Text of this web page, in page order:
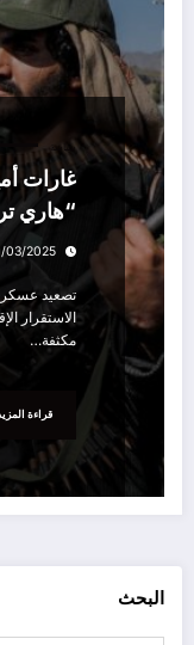
سياسة
غارات
“هاري
03/2025
تصعيد
الاستقرار
مكثفة…
قراءة
البحث